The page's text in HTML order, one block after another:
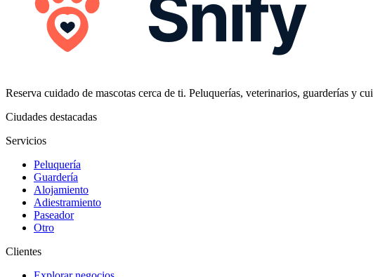
Reserva cuidado de mascotas cerca de ti. Peluquerías, veterinarios, guarderías y
Ciudades destacadas
Servicios
Peluquería
Guardería
Alojamiento
Adiestramiento
Paseador
Otro
Clientes